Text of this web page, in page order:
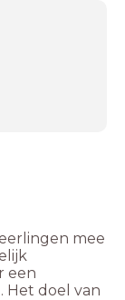
mee
een
Het doel van